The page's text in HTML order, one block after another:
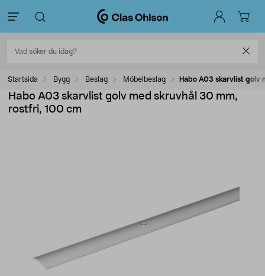
Startsida Bygg Beslag Möbelbeslag Habo A03 skarvlist golv
Habo A03 skarvlist golv med skruvhål 30 mm,
rostfri, 100 cm